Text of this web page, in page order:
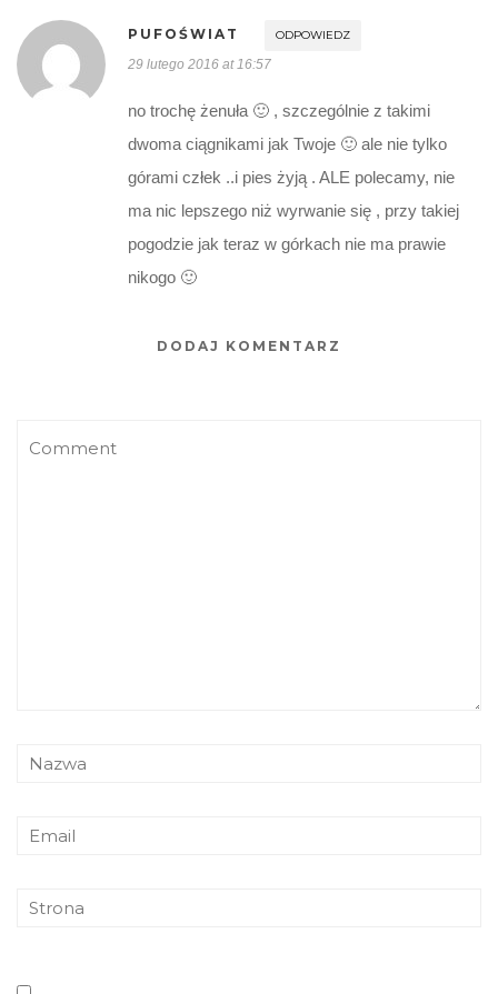
PUFOŚWIAT ODPOWIEDZ
29 lutego 2016 at 16:57
no trochę żenuła 🙂 , szczególnie z takimi
dwoma ciągnikami jak Twoje 🙂 ale nie tylko
górami człek ..i pies żyją . ALE polecamy, nie
ma nic lepszego niż wyrwanie się , przy takiej
pogodzie jak teraz w górkach nie ma prawie
nikogo 🙂
DODAJ KOMENTARZ